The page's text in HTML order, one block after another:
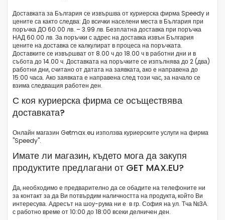
Доставката за България се извършва от куриерска фирма Speedy и
цените са както следва: До всички населени места в България при
поръчка ДО 60.00 лв. – 3.99 лв. Безплатна доставка при поръчка
НАД 60.00 лв. За поръчки с адрес на доставка извън България
цените на доставка се калкулират в процеса на поръчката.
Доставките се извършват от 8.00 ч до 18.00 ч в работни дни и в
събота до 14.00 ч. Доставката на поръчките се изпълнява до 2 (два)
работни дни, считано от датата на заявката, ако е направена до
15:00 часа. Ако заявката е направена след този час, за начало се
взима следващия работен ден.
С коя куриерска фирма се осъществява
доставката?
Онлайн магазин Getmax.eu използва куриерските услуги на фирма
"Speedy".
Имате ли магазин, където мога да закупя
продуктите предлагани от GET MAX.EU?
Да, необходимо е предварително да се обадите на телефоните ни
за контакт за да Ви потвърдим наличността на продукта, който Ви
интересува. Адресът на шоу-рума ни е в гр. София на ул. Тча №3А.
с работно време от 10:00 до 18:00 всеки делничен ден.